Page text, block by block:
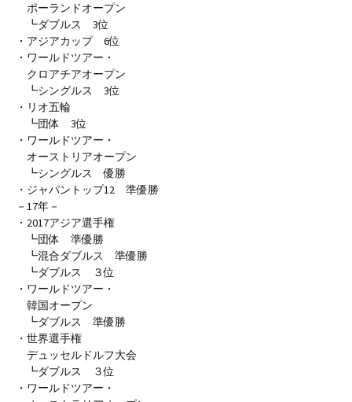
ポーランドオープン
┗ダブルス 3位
・アジアカップ 6位
・ワールドツアー・
クロアチアオープン
┗シングルス 3位
・リオ五輪
┗団体 3位
・ワールドツアー・
オーストリアオープン
┗シングルス 優勝
・ジャパントップ12 準優勝
－17年－
・2017アジア選手権
┗団体 準優勝
┗混合ダブルス 準優勝
┗ダブルス ３位
・ワールドツアー・
韓国オープン
┗ダブルス 準優勝
・世界選手権
デュッセルドルフ大会
┗ダブルス ３位
・ワールドツアー・